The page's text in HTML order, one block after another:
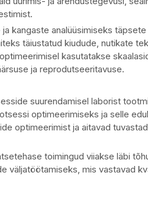
kangaste analüüsimiseks
täiustatud kiudude, nutikate
kasutatakse
ja reprodutseeritavuse.
suurendamisel laborist
optimeerimiseks ja selle
optimeerimist ja aitavad
toimingud viiakse läbi
väljatöötamiseks, mis vastavad